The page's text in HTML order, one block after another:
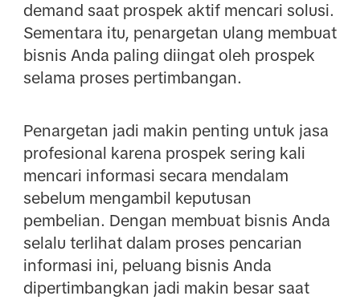
demand saat prospek aktif mencari solusi.
Sementara itu, penargetan ulang membuat
bisnis Anda paling diingat oleh prospek
selama proses pertimbangan.
Penargetan jadi makin penting untuk jasa
profesional karena prospek sering kali
mencari informasi secara mendalam
sebelum mengambil keputusan
pembelian. Dengan membuat bisnis Anda
selalu terlihat dalam proses pencarian
informasi ini, peluang bisnis Anda
dipertimbangkan jadi makin besar saat